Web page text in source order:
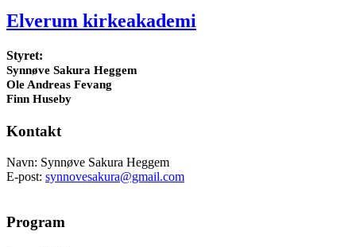
Elverum kirkeakademi
Styret:
Synnøve Sakura Heggem
Ole Andreas Fevang
Finn Huseby
Kontakt
Navn: Synnøve Sakura Heggem
E-post: synnovesakura@gmail.com
Program